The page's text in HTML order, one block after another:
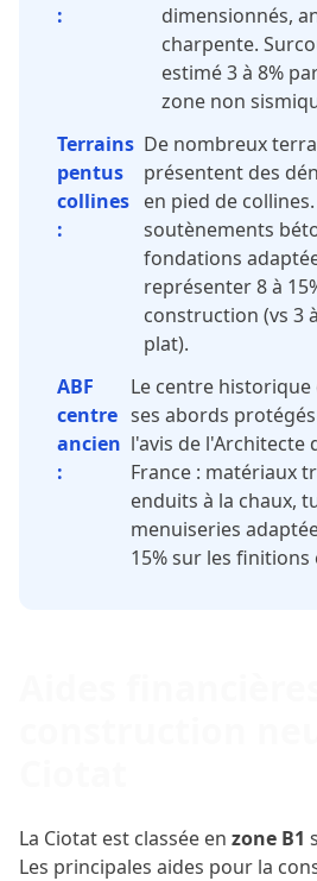
:
dimensionnés,
charpente.
estimé 3 à 8%
zone non
Terrains
pentus
collines
:
De nombreux
présentent des
en pied de
soutènements
fondations
représenter 8 à
construction (vs 3
plat).
ABF
centre
ancien
:
Le centre historique
ses abords
l'avis de l'Architecte
France : matériaux
enduits à la chaux,
menuiseries
15% sur les finitions
La Ciotat est classée en zone B1
Les principales aides pour la